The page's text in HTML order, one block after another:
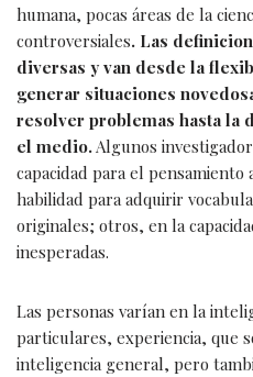
humana, pocas áreas de la
controversiales. Las
diversas y van desde la
generar situaciones
resolver problemas hasta la
el medio.Algunos
capacidad para el
habilidad para adquirir
originales; otros, en la
inesperadas.
Las personas varían en la
particulares, experiencia, que
inteligencia general, pero